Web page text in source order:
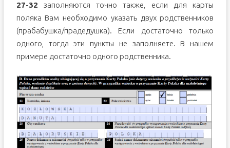
27-32 заполняются точно также, если для карты
поляка Вам необходимо указать двух родственников
(прабабушка/прадедушка). Если достаточно только
одного, тогда эти пункты не заполняете. В нашем
примере достаточно одного родственника.